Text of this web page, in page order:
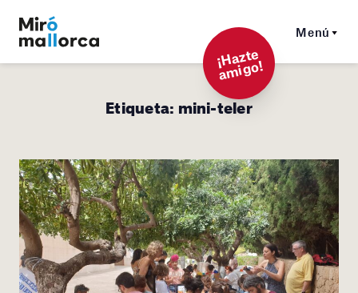
Menú
¡
Hazt
e
a
mi
g
o!
Etiqueta: mini-teler